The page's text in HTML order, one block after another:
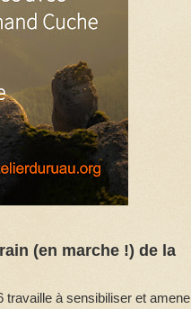
(en marche !) de la
à sensibiliser et